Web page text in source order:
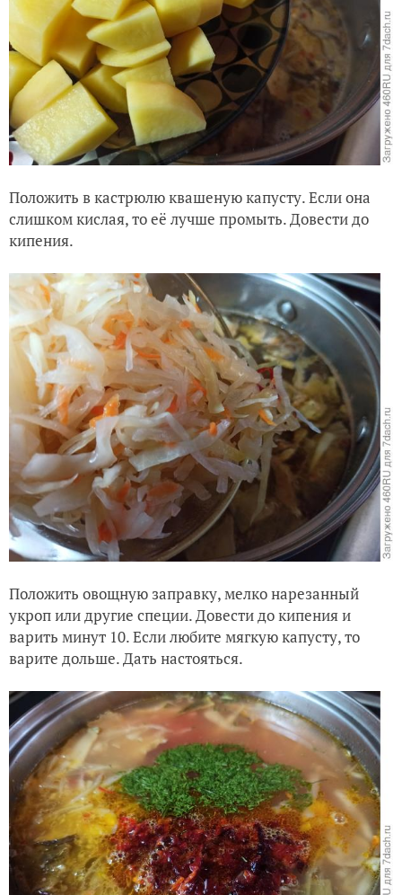
Положить в кастрюлю квашеную капусту. Если она
слишком кислая, то её лучше промыть. Довести до
кипения.
Положить овощную заправку, мелко нарезанный
укроп или другие специи. Довести до кипения и
варить минут 10. Если любите мягкую капусту, то
варите дольше. Дать настояться.